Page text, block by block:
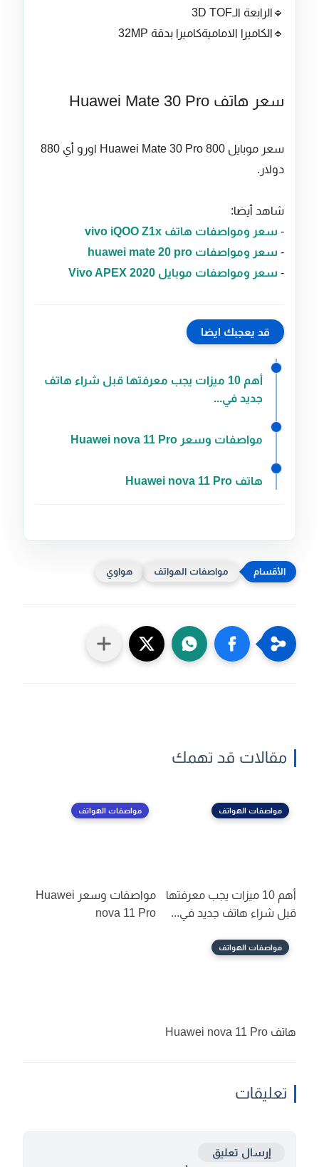
🔹الرابعة الـ3D TOF
🔹الكاميرا الاماميةكاميرا بدقة 32MP
سعر هاتف Huawei Mate 30 Pro
سعر موبايل Huawei Mate 30 Pro 800 اورو أي 880
دولار.
شاهد أيضا:
- سعر ومواصفات هاتف vivo iQOO Z1x
- سعر ومواصفات huawei mate 20 pro
- سعر ومواصفات موبايل Vivo APEX 2020
قد يعجبك ايضا
أهم 10 ميزات يجب معرفتها قبل شراء هاتف
جديد في...
مواصفات وسعر Huawei nova 11 Pro
هاتف Huawei nova 11 Pro
مواصفات الهواتف هواوي
مقالات قد تهمك
مواصفات الهواتف
أهم 10 ميزات يجب معرفتها
قبل شراء هاتف جديد في...
مواصفات الهواتف
مواصفات وسعر Huawei
nova 11 Pro
مواصفات الهواتف
هاتف Huawei nova 11 Pro
تعليقات
إرسال تعليق